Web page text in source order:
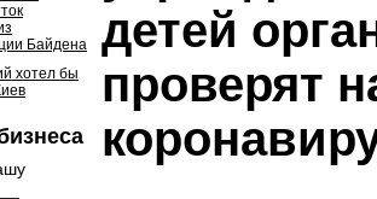
Байдена
хотел бы
детей
проверят